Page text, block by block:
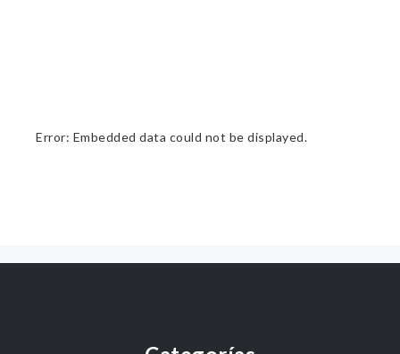
Error: Embedded data could not be displayed.